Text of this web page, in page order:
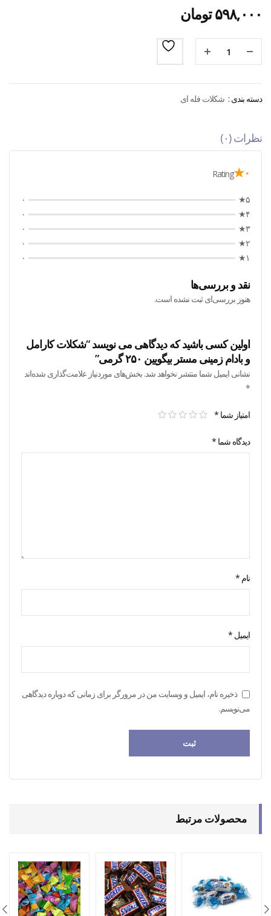
۵۹۸,۰۰۰تومان
دسته بندی : شکلات فله ای
نظرات (۰)
۰★ Rating
۵★
۰
۴★
۰
۳★
۰
۲★
۰
۱★
۰
نقد و بررسی‌ها
هنوز بررسی‌ای ثبت نشده است.
اولین کسی باشید که دیدگاهی می نویسد “شکلات کارامل
و بادام زمینی مستر بیگویین ۲۵۰ گرمی”
نشانی ایمیل شما منتشر نخواهد شد. بخش‌های موردنیاز علامت‌گذاری شده‌اند
*
امتیاز شما *
دیدگاه شما *
نام *
ایمیل *
ذخیره نام، ایمیل و وبسایت من در مرورگر برای زمانی که دوباره دیدگاهی
می‌نویسم.
محصولات مرتبط